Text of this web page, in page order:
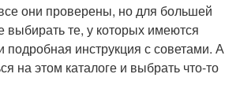
они проверены, но для большей
выбирать те, у которых имеются
инструкция с советами. А
на этом каталоге и выбрать что-то